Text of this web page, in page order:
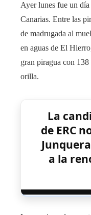
Ayer lunes fue un día
Canarias. Entre las
de madrugada al
en aguas de El
gran piragua con
orilla.
La
de ERC
a la